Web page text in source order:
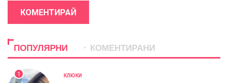
КОМЕНТИРАЙ
ПОПУЛЯРНИ КОМЕНТИРАНИ
1 КЛЮКИ